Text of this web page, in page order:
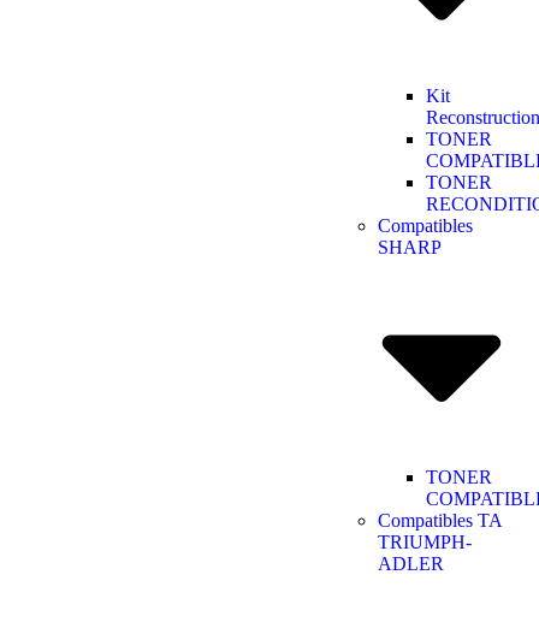
Kit
Reconstruction
TONER
TONER
Compatibles
SHARP
TONER
Compatibles TA
TRIUMPH-
ADLER